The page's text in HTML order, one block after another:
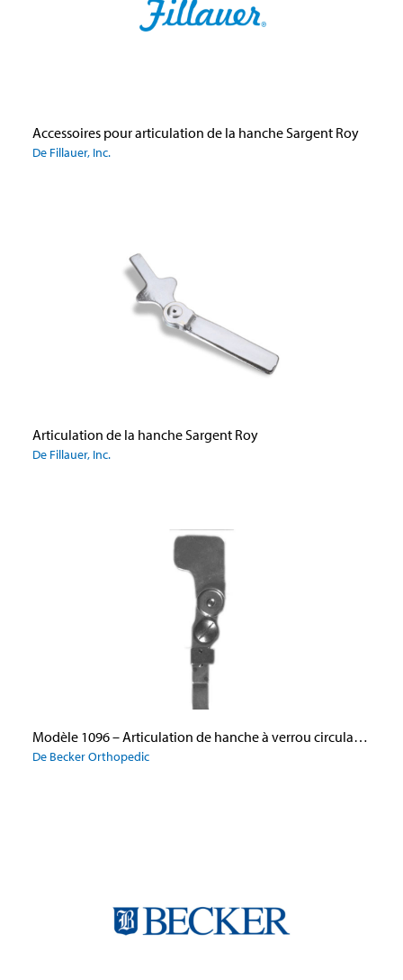
Accessoires pour articulation de la hanche Sargent Roy
De Fillauer, Inc.
Articulation de la hanche Sargent Roy
De Fillauer, Inc.
Modèle 1096 – Articulation de hanche à verrou circulaire et extension réglable, avec palier de butée, en aluminium
De Becker Orthopedic